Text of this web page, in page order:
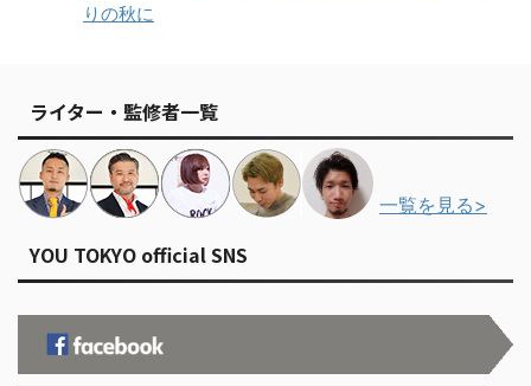
りの秋に
ライター・監修者一覧
一覧を見る>
YOU TOKYO official SNS